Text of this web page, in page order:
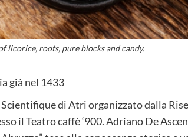
licorice, roots, pure blocks and candy.
già nel 1433
di Atri organizzato dalla
il Teatro caffè ‘900. Adriano De